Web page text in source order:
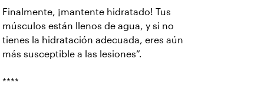
Finalmente, ¡mantente hidratado! Tus
músculos están llenos de agua, y si no
tienes la hidratación adecuada, eres aún
más susceptible a las lesiones”.
****